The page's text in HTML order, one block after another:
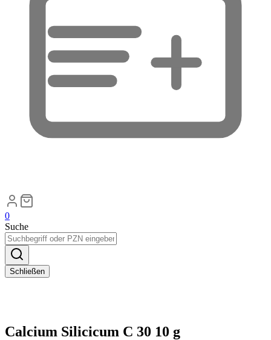
0
Suche
Schließen
Calcium Silicicum C 30 10 g